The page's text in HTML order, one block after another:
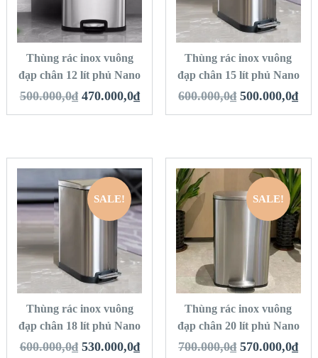
THÊM VÀO GIỎ
HÀNG
Thùng rác inox vuông
đạp chân 12 lít phủ Nano
500.000,0₫ 470.000,0₫
THÊM VÀO GIỎ
HÀNG
Thùng rác inox vuông
đạp chân 15 lít phủ Nano
600.000,0₫ 500.000,0₫
SALE!
QUICK LOOK
VIEW DETAILS
THÊM VÀO GIỎ
HÀNG
Thùng rác inox vuông
đạp chân 18 lít phủ Nano
600.000,0₫ 530.000,0₫
SALE!
QUICK LOOK
VIEW DETAILS
THÊM VÀO GIỎ
HÀNG
Thùng rác inox vuông
đạp chân 20 lít phủ Nano
700.000,0₫ 570.000,0₫